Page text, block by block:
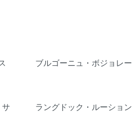
ブルゴーニュ・ボジョレー
ラングドック・ルーション